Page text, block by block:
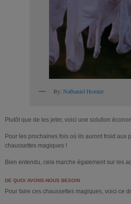
By: Nathaniel Homier
Plutôt que de les jeter, voici une solution
Pour les prochaines fois où ils auront froid aux
chaussettes magiques !
Bien entendu, cela marche également sur les
DE QUOI AVONS-NOUS BESOIN
Pour faire ces chaussettes magiques, voici ce